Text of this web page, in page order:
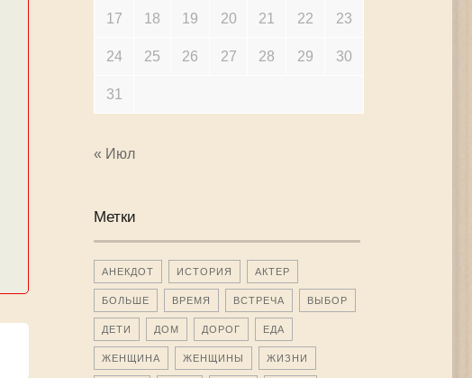
17 18 19 20 21 22 23
24 25 26 27 28 29 30
31
« Июл
Метки
АНЕКДОТ ИСТОРИЯ АКТЕР
БОЛЬШЕ ВРЕМЯ ВСТРЕЧА ВЫБОР
ДЕТИ ДОМ ДОРОГ ЕДА
ЖЕНЩИНА ЖЕНЩИНЫ ЖИЗНИ